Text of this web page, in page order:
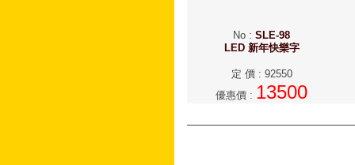
No : SLE-98
LED 新年快樂字
定 價: 92550
優惠價 : 13500